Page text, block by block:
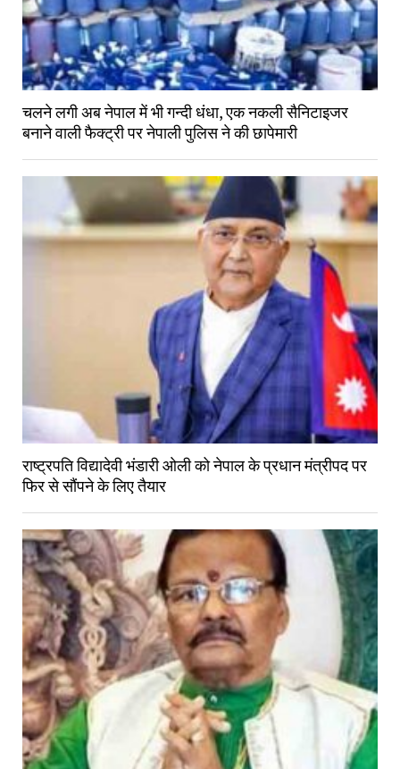
चलने लगी अब नेपाल में भी गन्दी धंधा, एक नकली सैनिटाइजर
बनाने वाली फैक्ट्री पर नेपाली पुलिस ने की छापेमारी
राष्ट्रपति विद्यादेवी भंडारी ओली को नेपाल के प्रधान मंत्रीपद पर
फिर से सौंपने के लिए तैयार